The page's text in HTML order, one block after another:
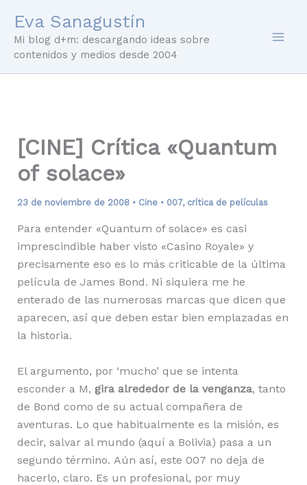
contenido
Eva Sanagustín
Mi blog d+m: descargando ideas sobre
contenidos y medios desde 2004
[CINE] Crítica «Quantum
of solace»
23 de noviembre de 2008 • Cine• 007, crítica de películas
Para entender «Quantum of solace» es casi
imprescindible haber visto «Casino Royale» y
precisamente eso es lo más criticable de la última
película de James Bond. Ni siquiera me he
enterado de las numerosas marcas que dicen que
aparecen, así que deben estar bien emplazadas en
la historia.
El argumento, por ‘mucho’ que se intenta
esconder a M, gira alrededor de la venganza, tanto
de Bond como de su actual compañera de
aventuras. Lo que habitualmente es la misión, es
decir, salvar al mundo (aquí a Bolivia) pasa a un
segundo término. Aún así, este 007 no deja de
hacerlo, claro. Es un profesional, por muy